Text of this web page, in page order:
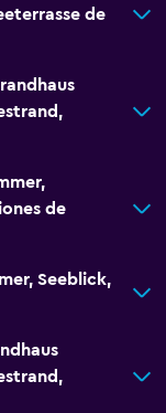
de
de
Seeblick,